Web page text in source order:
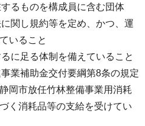
るものを構成員に含む団体
関し規約等を定め、かつ、運
いること
に足る体制を備えていること
業補助金交付要綱第8条の規定
岡市放任竹林整備事業用消耗
く消耗品等の支給を受けてい